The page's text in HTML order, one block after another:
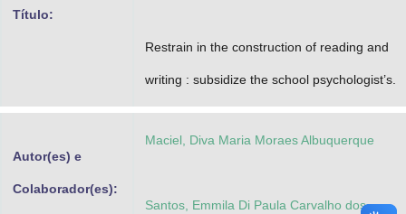
Título:
Restrain in the construction of reading and
writing : subsidize the school psychologist’s.
Autor(es) e
Colaborador(es):
Maciel, Diva Maria Moraes Albuquerque
Santos, Emmila Di Paula Carvalho dos